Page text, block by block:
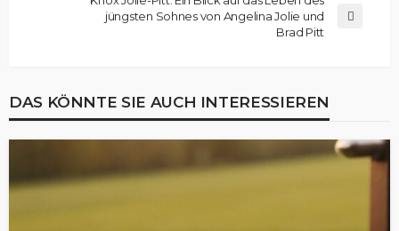
jüngsten Sohnes von Angelina Jolie und
Brad Pitt
DAS KÖNNTE SIE AUCH INTERESSIEREN